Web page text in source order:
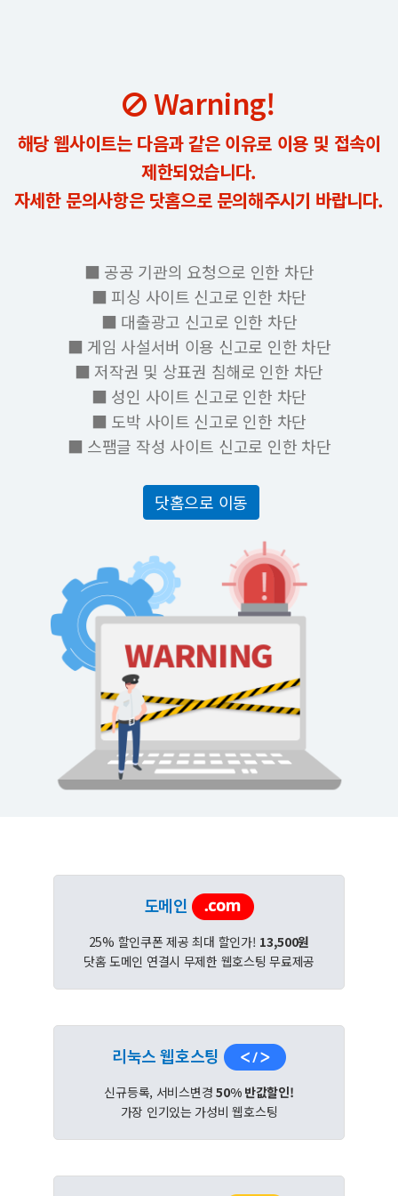
Warning!
해당 웹사이트는 다음과 같은 이유로 이용 및 접속이
제한되었습니다.
자세한 문의사항은 닷홈으로 문의해주시기 바랍니다.
■ 공공 기관의 요청으로 인한 차단
■ 피싱 사이트 신고로 인한 차단
■ 대출광고 신고로 인한 차단
■ 게임 사설서버 이용 신고로 인한 차단
■ 저작권 및 상표권 침해로 인한 차단
■ 성인 사이트 신고로 인한 차단
■ 도박 사이트 신고로 인한 차단
■ 스팸글 작성 사이트 신고로 인한 차단
닷홈으로 이동
도메인
25% 할인쿠폰 제공 최대 할인가! 13,500원
닷홈 도메인 연결시 무제한 웹호스팅 무료제공
리눅스 웹호스팅
신규등록, 서비스변경50% 반값할인!
가장 인기있는 가성비 웹호스팅